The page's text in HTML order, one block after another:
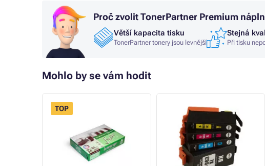
Proč zvolit TonerPartner Premium
Větší kapacita tisku
TonerPartner tonery jsou levnější
Stejná
Při tisku
Mohlo by se vám hodit
TOP